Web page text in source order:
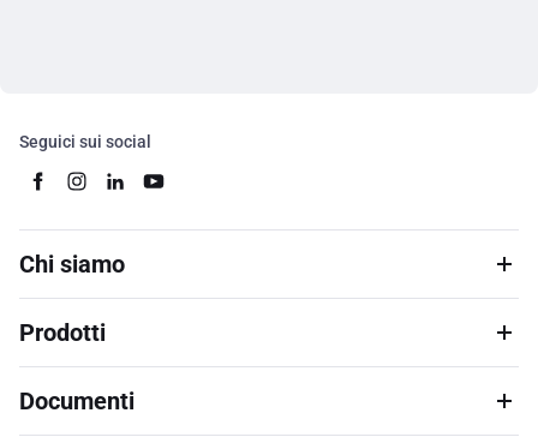
Seguici sui social
Chi siamo
Prodotti
Documenti